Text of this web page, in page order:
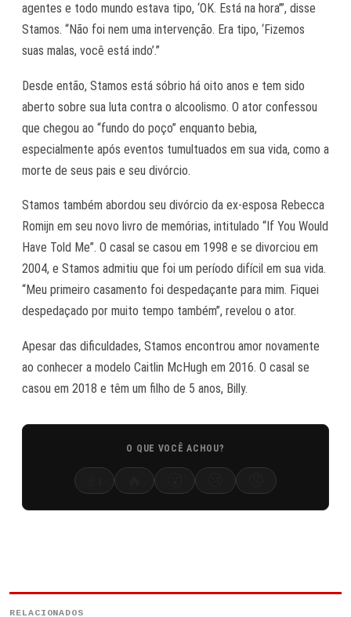
agentes e todo mundo estava tipo, ‘OK. Está na hora’”, disse
Stamos. “Não foi nem uma intervenção. Era tipo, ‘Fizemos
suas malas, você está indo’.”
Desde então, Stamos está sóbrio há oito anos e tem sido
aberto sobre sua luta contra o alcoolismo. O ator confessou
que chegou ao “fundo do poço” enquanto bebia,
especialmente após eventos tumultuados em sua vida, como a
morte de seus pais e seu divórcio.
Stamos também abordou seu divórcio da ex-esposa Rebecca
Romijn em seu novo livro de memórias, intitulado “If You Would
Have Told Me”. O casal se casou em 1998 e se divorciou em
2004, e Stamos admitiu que foi um período difícil em sua vida.
“Meu primeiro casamento foi despedaçante para mim. Fiquei
despedaçado por muito tempo também”, revelou o ator.
Apesar das dificuldades, Stamos encontrou amor novamente
ao conhecer a modelo Caitlin McHugh em 2016. O casal se
casou em 2018 e têm um filho de 5 anos, Billy.
O QUE VOCÊ ACHOU?
RELACIONADOS